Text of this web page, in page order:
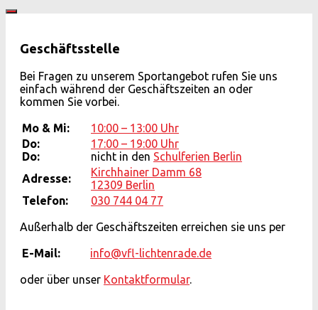
Geschäftsstelle
Bei Fragen zu unserem Sportangebot rufen Sie uns
einfach während der Geschäftszeiten an oder
kommen Sie vorbei.
Mo & Mi:
10:00 – 13:00 Uhr
Do:
Do:
17:00 – 19:00 Uhr
nicht in den Schulferien Berlin
Adresse:
Kirchhainer Damm 68
12309 Berlin
Telefon:
030 744 04 77
Außerhalb der Geschäftszeiten erreichen sie uns per
E-Mail: info@vfl-lichtenrade.de
oder über unser Kontaktformular.